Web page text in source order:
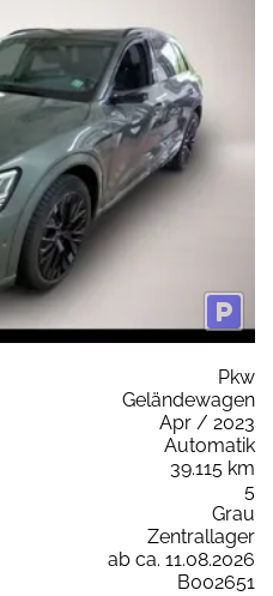
Pkw
Geländewagen
Apr / 2023
Automatik
39.115 km
5
Grau
Zentrallager
ab ca. 11.08.2026
B002651